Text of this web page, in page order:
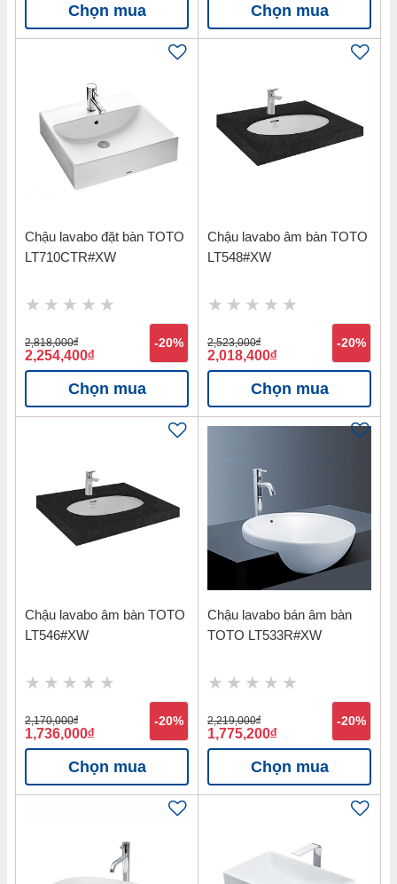
Chọn mua Chọn mua
Chậu lavabo đặt bàn TOTO
LT710CTR#XW
2,818,000đ
2,254,400đ
-20%
Chọn mua
Chậu lavabo âm bàn TOTO
LT548#XW
2,523,000đ
2,018,400đ
-20%
Chọn mua
Chậu lavabo âm bàn TOTO
LT546#XW
2,170,000đ
1,736,000đ
-20%
Chọn mua
Chậu lavabo bán âm bàn
TOTO LT533R#XW
2,219,000đ
1,775,200đ
-20%
Chọn mua